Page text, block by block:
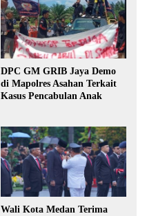
DPC GM GRIB Jaya Demo
di Mapolres Asahan Terkait
Kasus Pencabulan Anak
Wali Kota Medan Terima